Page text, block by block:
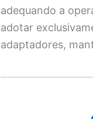
adequando a
adotar
adaptadores,